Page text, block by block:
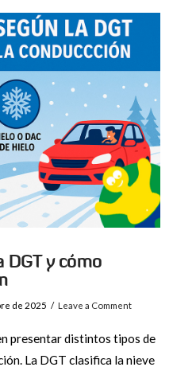
DGT y cómo
de 2025 Leave a Comment
presentar distintos tipos de
La DGT clasifica la nieve